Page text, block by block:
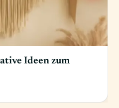
Ideen zum